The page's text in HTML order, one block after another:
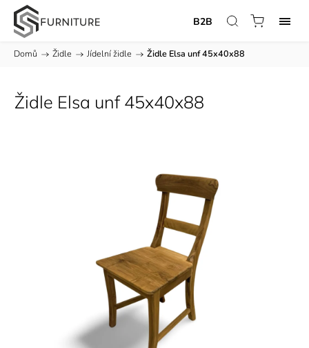
B2B
Domů / Židle / Jídelní židle / Židle Elsa unf 45x40x88
Židle Elsa unf 45x40x88